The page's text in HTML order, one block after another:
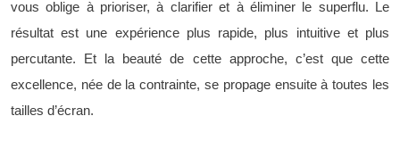
vous oblige à prioriser, à clarifier et à éliminer le superflu. Le
résultat est une expérience plus rapide, plus intuitive et plus
percutante. Et la beauté de cette approche, c’est que cette
excellence, née de la contrainte, se propage ensuite à toutes les
tailles d’écran.